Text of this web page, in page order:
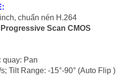
chuẩn nén H.264
Scan CMOS
quay: Pan
Tilt Range: -15°-90° (Auto Flip )